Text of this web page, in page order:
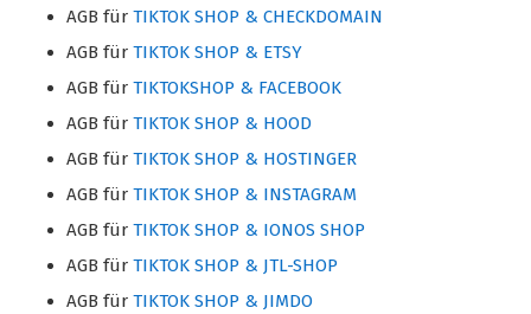
AGB für TIKTOK SHOP & CHECKDOMAIN
AGB für TIKTOK SHOP & ETSY
AGB für TIKTOKSHOP & FACEBOOK
AGB für TIKTOK SHOP & HOOD
AGB für TIKTOK SHOP & HOSTINGER
AGB für TIKTOK SHOP & INSTAGRAM
AGB für TIKTOK SHOP & IONOS SHOP
AGB für TIKTOK SHOP & JTL-SHOP
AGB für TIKTOK SHOP & JIMDO